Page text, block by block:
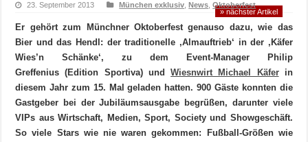
23. September 2013 München exklusiv ,News ,Oktoberfest
» nächster Artikel
Er gehört zum Münchner Oktoberfest genauso dazu, wie das
Bier und das Hendl: der traditionelle ‚Almauftrieb‘ in der ‚Käfer
Wies’n Schänke‘, zu dem Event-Manager Philip
Greffenius (Edition Sportiva) undWiesnwirt Michael Käferin
diesem Jahr zum 15. Mal geladen hatten. 900 Gäste konnten die
Gastgeber bei der Jubiläumsausgabe begrüßen, darunter viele
VIPs aus Wirtschaft, Medien, Sport, Society und Showgeschäft.
So viele Stars wie nie waren gekommen: Fußball-Größen wie